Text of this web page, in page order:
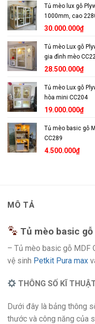
Tủ mèo lux gỗ
1000mm, cao
30.000.000₫
Tủ mèo Lux gỗ
gia đình mèo
28.500.000₫
Tủ mèo Lux gỗ
hòa mini CC204
19.000.000₫
Tủ mèo basic gỗ
CC289
4.500.000₫
MÔ TẢ
Tủ mèo basic gỗ
– Tủ mèo basic gỗ MDF
vệ sinh Petkit Pura max
THÔNG SỐ KĨ
Dưới đây là bảng thông
thước và công năng của